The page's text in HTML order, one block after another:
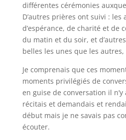
différentes cérémonies
D’autres prières ont suivi : les
d’espérance, de charité et de
du matin et du soir, et
belles les unes que les
Je comprenais que ces
moments privilégiés de
en guise de conversation il
récitais et demandais et
début mais je ne savais pas
écouter.